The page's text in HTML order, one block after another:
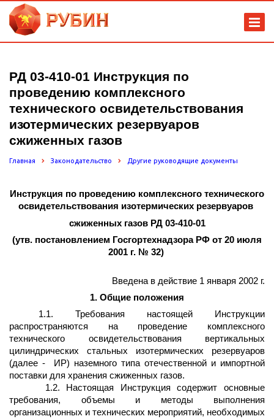
РД 03-410-01 Инструкция по
проведению комплексного
технического освидетельствования
изотермических резервуаров
сжиженных газов
Главная Законодательство Другие руководящие документы
Инструкция по проведению комплексного технического
освидетельствования изотермических резервуаров
сжиженных газов РД 03-410-01
(утв. постановлением Госгортехнадзора РФ от 20 июля
2001 г. № 32)
Введена в действие 1 января 2002 г.
1. Общие положения
1.1. Требования настоящей Инструкции
распространяются на проведение комплексного
технического освидетельствования вертикальных
цилиндрических стальных изотермических резервуаров
(далее -
ИР) наземного типа отечественной и импортной
поставки для хранения сжиженных газов.
1.2. Настоящая Инструкция содержит основные
требования, объемы и методы выполнения
организационных и технических мероприятий, необходимых